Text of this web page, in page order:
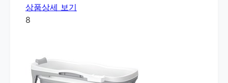
상품상세 보기
8